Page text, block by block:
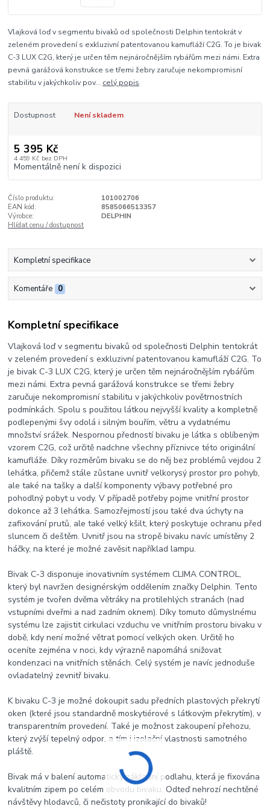
Vlajková loď v segmentu bivaků od společnosti Delphin tentokrát v
zeleném provedení s exkluzivní patentovanou kamufláží C2G. To je bivak
C-3 LUX C2G, který je určen těm nejnáročnějším rybářům mezi námi. Extra
pevná garážová konstrukce se třemi žebry zaručuje nekompromisní
stabilitu v jakýchkoliv pov... celý popis
Dostupnost Není skladem
5 395 Kč
4 459 Kč bez DPH
Momentálně není k dispozici
Číslo produktu:
101002706
EAN kód:
8585066513357
Výrobce:
DELPHIN
Hlídat cenu / dostupnost
Kompletní specifikace
Komentáře 0
Kompletní specifikace
Vlajková loď v segmentu bivaků od společnosti Delphin tentokrát
v zeleném provedení s exkluzivní patentovanou kamufláží C2G. To
je bivak C-3 LUX C2G, který je určen těm nejnáročnějším rybářům
mezi námi. Extra pevná garážová konstrukce se třemi žebry
zaručuje nekompromisní stabilitu v jakýchkoliv povětrnostních
podmínkách. Spolu s použitou látkou nejvyšší kvality a kompletně
podlepenými švy odolá i silným bouřím, větru a vydatnému
množství srážek. Nespornou předností bivaku je látka s oblíbeným
vzorem C2G, což určitě nadchne všechny příznivce této originální
kamufláže. Díky rozměrům bivaku se do něj bez problémů vejdou 2
lehátka, přičemž stále zůstane uvnitř velkorysý prostor pro pohyb,
ale také na tašky a další komponenty výbavy potřebné pro
pohodlný pobyt u vody. V případě potřeby pojme vnitřní prostor
dokonce až 3 lehátka. Samozřejmostí jsou také dva úchyty na
zafixování prutů, ale také velký kšilt, který poskytuje ochranu před
sluncem či deštěm. Uvnitř jsou na stropě bivaku navíc umístěny 2
háčky, na které je možné zavěsit například lampu.
Bivak C-3 disponuje inovativním systémem CLIMA CONTROL,
který byl navržen designérským oddělením značky Delphin. Tento
systém je tvořen dvěma větráky na protilehlých stranách (nad
vstupními dveřmi a nad zadním oknem). Díky tomuto důmyslnému
systému lze zajistit cirkulaci vzduchu ve vnitřním prostoru bivaku v
době, kdy není možné větrat pomocí velkých oken. Určitě ho
oceníte zejména v noci, kdy výrazně napomáhá snižovat
kondenzaci na vnitřních stěnách. Celý systém je navíc jednoduše
ovladatelný zevnitř bivaku.
K bivaku C-3 je možné dokoupit sadu předních plastových překrytí
oken (které jsou standardně moskytiérové s látkovým překrytím), v
transparentním provedení. Také je možnost zakoupení přehozu,
který zvýší tepelný odpor, a tím i izolační vlastnosti samotného
pláště.
Bivak má v balení automaticky základní podlahu, která je fixována
kvalitním zipem po celém obvodu bivaku. Odteď nehrozí nechtěné
návštěvy hlodavců, či nečistoty pronikající do bivaků!